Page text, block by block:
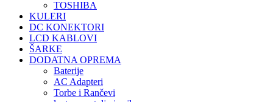
TOSHIBA
KULERI
DC KONEKTORI
LCD KABLOVI
ŠARKE
DODATNA OPREMA
Baterije
AC Adapteri
Torbe i Rančevi